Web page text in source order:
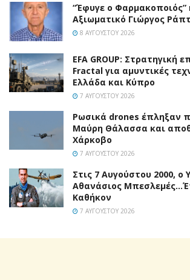
“Έφυγε ο Φαρμακοποιός”
Αξιωματικό Γιώργος
8 ΑΥΓΟΎΣΤΟΥ 2026
EFA GROUP: Στρατηγική
Fractal για αμυντικές
Ελλάδα και Κύπρο
7 ΑΥΓΟΎΣΤΟΥ 2026
Ρωσικά drones έπληξαν
Μαύρη Θάλασσα και
Χάρκοβο
7 ΑΥΓΟΎΣΤΟΥ 2026
Στις 7 Αυγούστου 2000, ο
Αθανάσιος
Καθήκον
7 ΑΥΓΟΎΣΤΟΥ 2026